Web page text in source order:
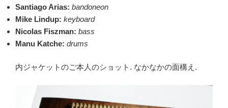
Santiago Arias: bandoneon
Mike Lindup: keyboard
Nicolas Fiszman: bass
Manu Katche: drums
内ジャケットのご本人のショット. なかなかの面構え.